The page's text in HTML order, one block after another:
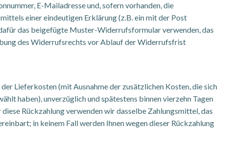
E-Mailadresse und, sofern vorhanden, die
einer eindeutigen Erklärung (z.B. ein mit der Post
das beigefügte Muster-Widerrufsformular verwenden, das
des Widerrufsrechts vor Ablauf der Widerrufsfrist
Lieferkosten (mit Ausnahme der zusätzlichen Kosten, die sich
haben), unverzüglich und spätestens binnen vierzehn Tagen
Rückzahlung verwenden wir dasselbe Zahlungsmittel, das
in keinem Fall werden Ihnen wegen dieser Rückzahlung